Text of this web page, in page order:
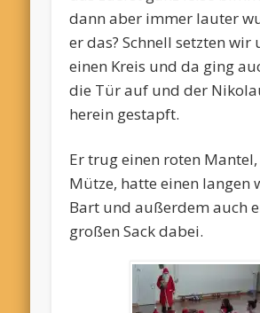
dann aber immer lauter
er das? Schnell setzten wir
einen Kreis und da ging
die Tür auf und der
herein gestapft.
Er trug einen roten
Mütze, hatte einen langen
Bart und außerdem auch
großen Sack dabei.